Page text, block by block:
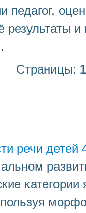
педагог,
результаты
Страницы: 1
речи детей
категории